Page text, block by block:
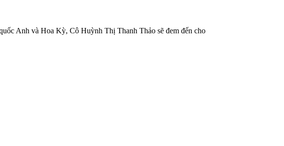
Anh và Hoa Kỳ, Cô Huỳnh Thị Thanh Thảo sẽ đem đến cho